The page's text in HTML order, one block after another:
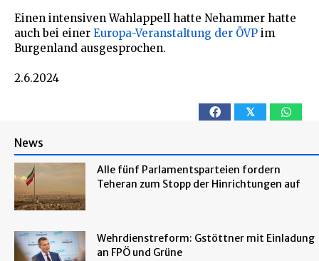
Einen intensiven Wahlappell hatte Nehammer hatte
auch bei einer Europa-Veranstaltung der ÖVP im
Burgenland ausgesprochen.
2.6.2024
𝕏
News
Alle fünf Parlamentsparteien fordern
Teheran zum Stopp der Hinrichtungen auf
Wehrdienstreform: Gstöttner mit Einladung
an FPÖ und Grüne